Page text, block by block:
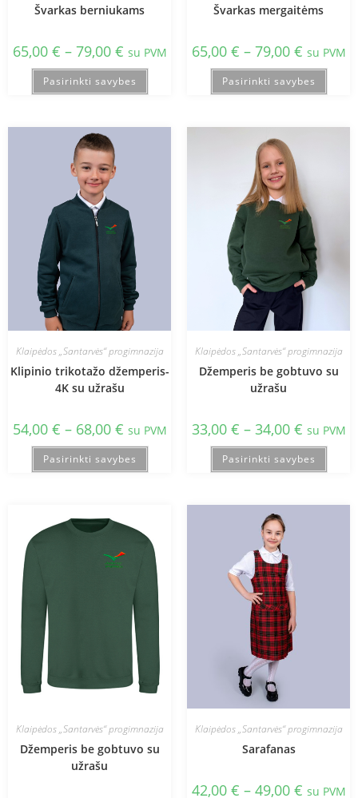
Švarkas berniukams
65,00 € – 79,00 € su PVM
Pasirinkti savybes
Švarkas mergaitėms
65,00 € – 79,00 € su PVM
Pasirinkti savybes
Klaipėdos „Santarvės“ progimnazija
Klipinio trikotažo džemperis-
4K su užrašu
54,00 € – 68,00 € su PVM
Pasirinkti savybes
Klaipėdos „Santarvės“ progimnazija
Džemperis be gobtuvo su
užrašu
33,00 € – 34,00 € su PVM
Pasirinkti savybes
Klaipėdos „Santarvės“ progimnazija
Džemperis be gobtuvo su
užrašu
Klaipėdos „Santarvės“ progimnazija
Sarafanas
42,00 € – 49,00 € su PVM